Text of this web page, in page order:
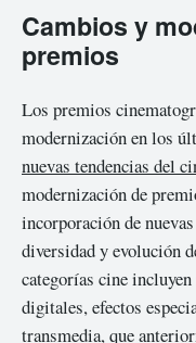
Cambios y
premios
Los premios
modernización en los
nuevas tendencias del
modernización de
incorporación de
diversidad y evolución
categorías cine
digitales, efectos
transmedia, que